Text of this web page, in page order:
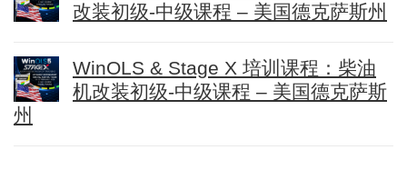
改装初级-中级课程 – 美国德克萨斯州
WinOLS & Stage X 培训课程：柴油
机改装初级-中级课程 – 美国德克萨斯
州